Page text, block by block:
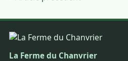
La Ferme du Chanvrier